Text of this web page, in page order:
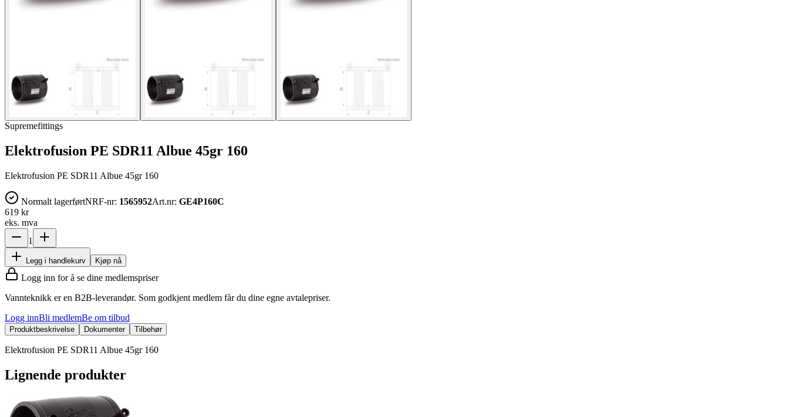
Supremefittings
Elektrofusion PE SDR11 Albue 45gr 160
Elektrofusion PE SDR11 Albue 45gr 160
Normalt lagerførtNRF-nr: 1565952Art.nr: GE4P160C
619 kr
eks. mva
1
Legg i handlekurv Kjøp nå
Logg inn for å se dine medlemspriser
Vannteknikk er en B2B-leverandør. Som godkjent medlem får du dine egne avtalepriser.
Logg innBli medlemBe om tilbud
Produktbeskrivelse Dokumenter Tilbehør
Elektrofusion PE SDR11 Albue 45gr 160
Lignende produkter